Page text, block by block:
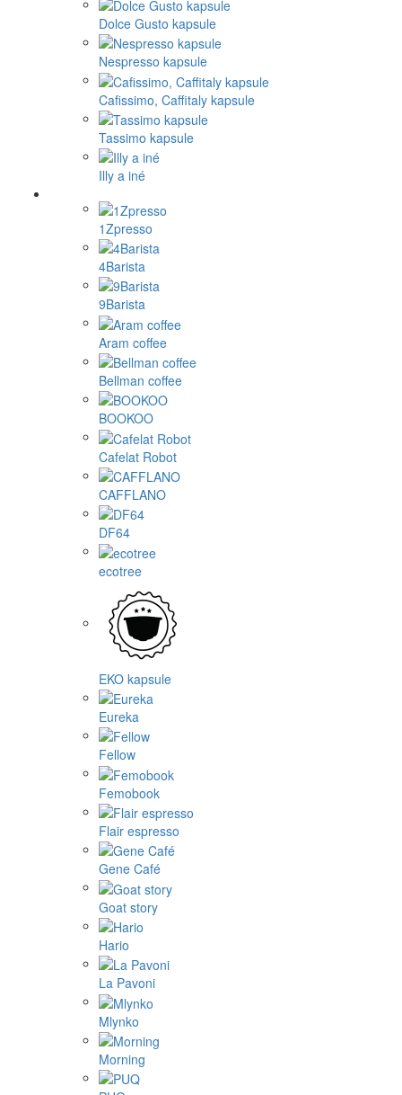
Dolce Gusto kapsule
Nespresso kapsule
Cafissimo, Caffitaly kapsule
Tassimo kapsule
Illy a iné
1Zpresso
4Barista
9Barista
Aram coffee
Bellman coffee
BOOKOO
Cafelat Robot
CAFFLANO
DF64
ecotree
EKO kapsule
Eureka
Fellow
Femobook
Flair espresso
Gene Café
Goat story
Hario
La Pavoni
Mlynko
Morning